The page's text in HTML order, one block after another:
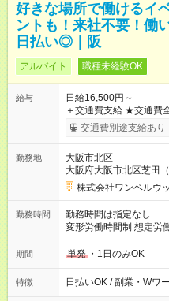
好きな場所で働けるイ
ントも！来社不要！働
日払い◎｜阪
アルバイト 職種未経験OK
給与
日給16,500円～
＋交通費支給 ★交通費全額支給！ ★日払いOK！（規定あり） ┗
働いたその日に現金
交通費別途支給あり
勤務地
大阪市北区
大阪府大阪市北区芝田
株式会社ワンベルウ
勤務時間
勤務時間は指定なし
変形労働時間制 想定労働時間160時
00～20：00
期間 単発 ・1日のみOK
特徴 日払いOK / 副業・Wワ